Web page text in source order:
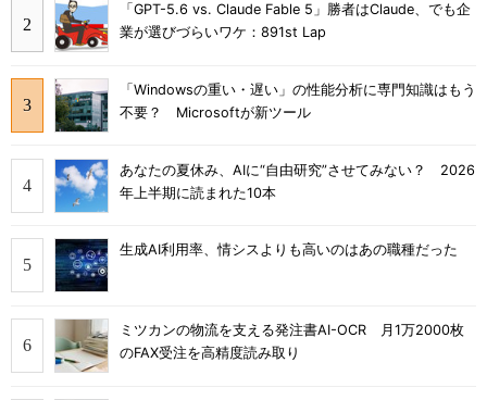
「GPT-5.6 vs. Claude Fable 5」勝者はClaude、でも企
業が選びづらいワケ：891st Lap
「Windowsの重い・遅い」の性能分析に専門知識はもう
不要？ Microsoftが新ツール
あなたの夏休み、AIに“自由研究”させてみない？ 2026
年上半期に読まれた10本
生成AI利用率、情シスよりも高いのはあの職種だった
ミツカンの物流を支える発注書AI-OCR 月1万2000枚
のFAX受注を高精度読み取り